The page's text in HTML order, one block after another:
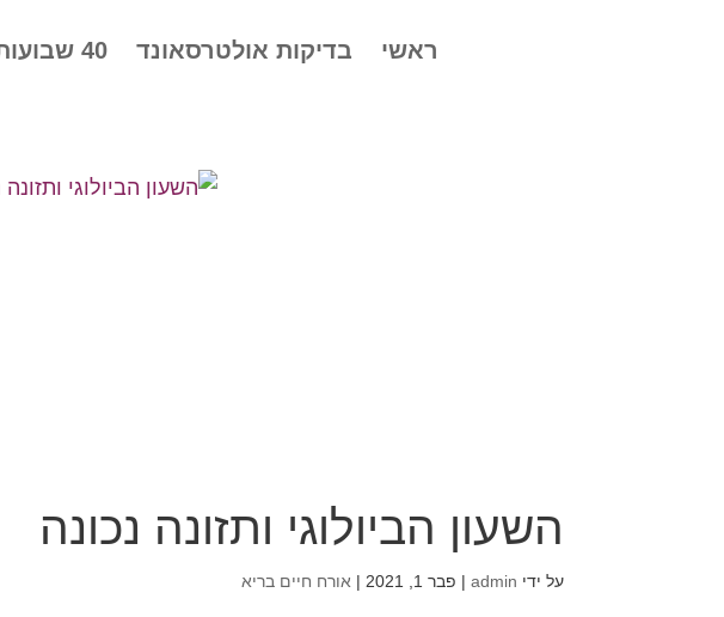
ראשי בדיקות אולטרסאונד 40 שבועות הריון
השעון הביולוגי ותזונה נכונה
על ידי admin
| פבר 1, 2021 | אורח חיים בריא